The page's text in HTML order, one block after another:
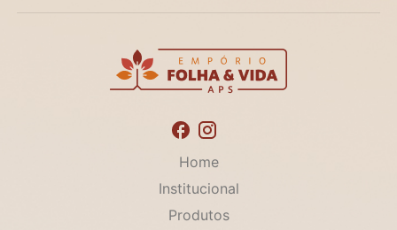
Home
Institucional
Produtos